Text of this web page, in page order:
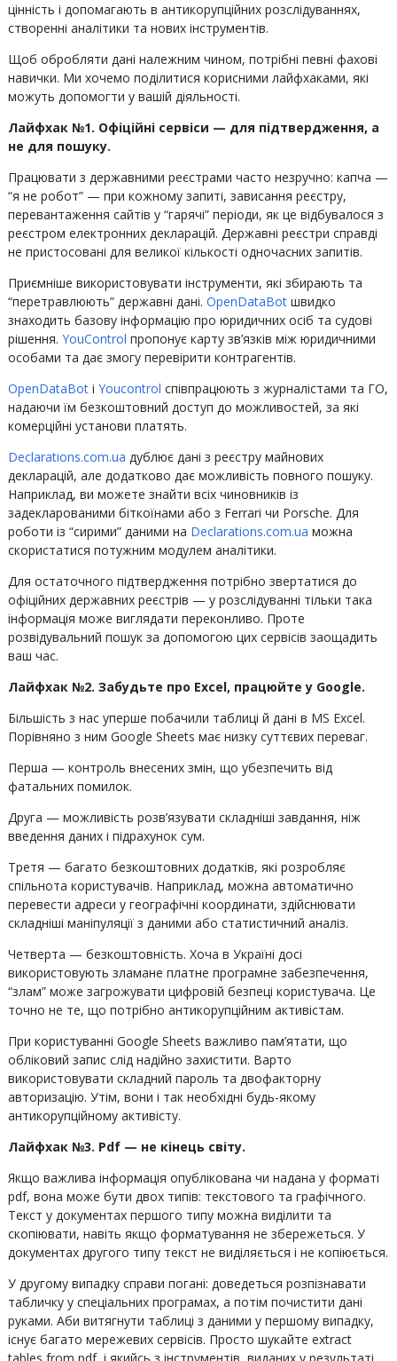
цінність і допомагають в антикорупційних розслідуваннях,
створенні аналітики та нових інструментів.
Щоб обробляти дані належним чином, потрібні певні фахові
навички. Ми хочемо поділитися корисними лайфхаками, які
можуть допомогти у вашій діяльності.
Лайфхак №1. Офіційні сервіси — для підтвердження, а
не для пошуку.
Працювати з державними реєстрами часто незручно: капча —
“я не робот” — при кожному запиті, зависання реєстру,
перевантаження сайтів у “гарячі” періоди, як це відбувалося з
реєстром електронних декларацій. Державні реєстри справді
не пристосовані для великої кількості одночасних запитів.
Приємніше використовувати інструменти, які збирають та
“перетравлюють” державні дані. OpenDataBotшвидко
знаходить базову інформацію про юридичних осіб та судові
рішення. YouControl пропонує карту зв’язків між юридичними
особами та дає змогу перевірити контрагентів.
OpenDataBotі Youcontrol співпрацюють з журналістами та ГО,
надаючи їм безкоштовний доступ до можливостей, за які
комерційні установи платять.
Declarations.com.ua дублює дані з реєстру майнових
декларацій, але додатково дає можливість повного пошуку.
Наприклад, ви можете знайти всіх чиновників із
задекларованими біткоїнами або з Ferrari чи Porsche. Для
роботи із “сирими” даними на Declarations.com.ua можна
скористатися потужним модулем аналітики.
Для остаточного підтвердження потрібно звертатися до
офіційних державних реєстрів — у розслідуванні тільки така
інформація може виглядати переконливо. Проте
розвідувальний пошук за допомогою цих сервісів заощадить
ваш час.
Лайфхак №2. Забудьте про Excel, працюйте у Google.
Більшість з нас уперше побачили таблиці й дані в MS Excel.
Порівняно з ним Google Sheets має низку суттєвих переваг.
Перша — контроль внесених змін, що убезпечить від
фатальних помилок.
Друга — можливість розв’язувати складніші завдання, ніж
введення даних і підрахунок сум.
Третя — багато безкоштовних додатків, які розробляє
спільнота користувачів. Наприклад, можна автоматично
перевести адреси у географічні координати, здійснювати
складніші маніпуляції з даними або статистичний аналіз.
Четверта — безкоштовність. Хоча в Україні досі
використовують зламане платне програмне забезпечення,
“злам” може загрожувати цифровій безпеці користувача. Це
точно не те, що потрібно антикорупційним активістам.
При користуванні Google Sheets важливо пам’ятати, що
обліковий запис слід надійно захистити. Варто
використовувати складний пароль та двофакторну
авторизацію. Утім, вони і так необхідні будь-якому
антикорупційному активісту.
Лайфхак №3. Pdf — не кінець світу.
Якщо важлива інформація опублікована чи надана у форматі
pdf, вона може бути двох типів: текстового та графічного.
Текст у документах першого типу можна виділити та
скопіювати, навіть якщо форматування не збережеться. У
документах другого типу текст не виділяється і не копіюється.
У другому випадку справи погані: доведеться розпізнавати
табличку у спеціальних програмах, а потім почистити дані
руками. Аби витягнути таблиці з даними у першому випадку,
існує багато мережевих сервісів. Просто шукайте extract